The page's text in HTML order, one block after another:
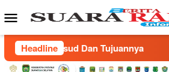
ke
Menu
Mobile
Headline
Kanwil Ditjenpas Sumsel